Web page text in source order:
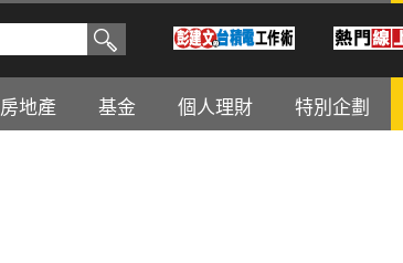
房地產 基金 個人理財 特別企劃